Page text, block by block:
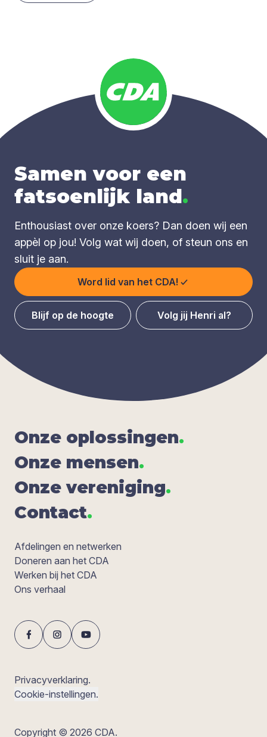
Samen voor een
fatsoenlijk land.
Enthousiast over onze koers? Dan doen wij een
appèl op jou! Volg wat wij doen, of steun ons en
sluit je aan.
Word lid van het CDA!
Blijf op de hoogte Volg jij Henri al?
Onze oplos­sin­gen.
Onze men­sen.
Onze ver­e­ni­ging.
Con­tact.
Afdelingen en netwerken
Doneren aan het CDA
Werken bij het CDA
Ons verhaal
Privacyverklaring.
Cookie-instellingen.
Copyright © 2026 CDA.